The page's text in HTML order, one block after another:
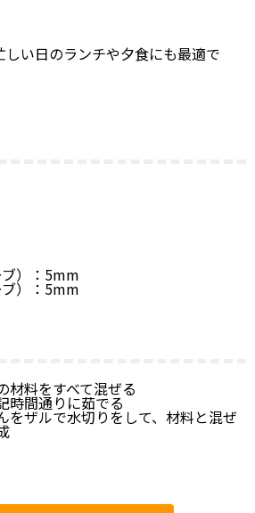
い日のランチや夕食にも最適で
）：5mm
）：5mm
材料をすべて混ぜる
時間通りに茹でる
をザルで水切りをして、材料と混ぜ